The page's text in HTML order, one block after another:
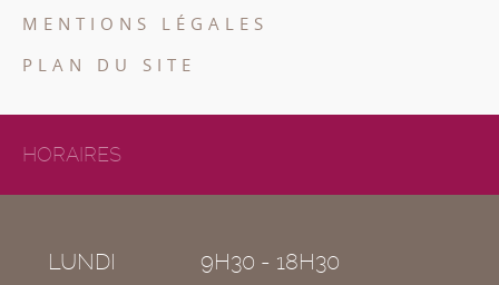
MENTIONS LÉGALES
PLAN DU SITE
HORAIRES
LUNDI
9H30 - 18H30